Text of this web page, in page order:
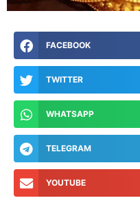
FACEBOOK
TWITTER
WHATSAPP
TELEGRAM
YOUTUBE